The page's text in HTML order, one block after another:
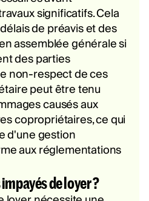
significatifs. Cela
de préavis et des
assemblée générale si
des parties
non-respect de ces
peut être tenu
causés aux
copropriétaires, ce qui
d'une gestion
aux réglementations
de loyer ?